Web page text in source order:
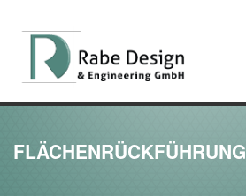
FLÄCHENRÜCKFÜHRUNG